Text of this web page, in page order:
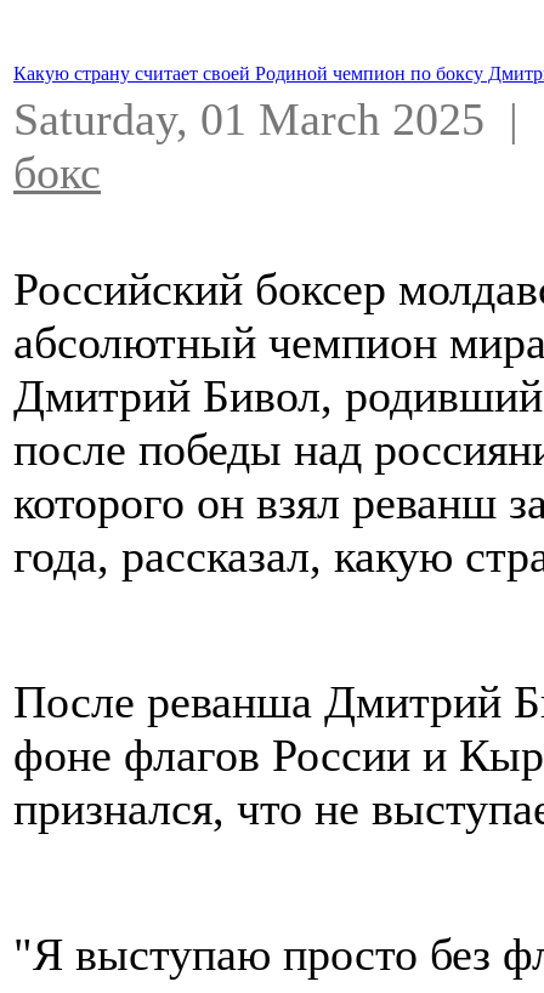
Какую страну считает своей Родиной чемпион по боксу
Saturday, 01 March 2025
бокс
Российский боксер
абсолютный чемпион
Дмитрий Бивол,
после победы над
которого он взял реванш
года, рассказал, какую
После реванша Дмитрий
фоне флагов России и
признался, что не
"Я выступаю просто без